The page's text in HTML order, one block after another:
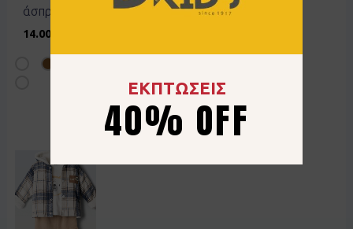
άσπρο
14.00
267600
14.00€ 21.00€
ΕΚΠΤΩΣΕΙΣ
40% OFF